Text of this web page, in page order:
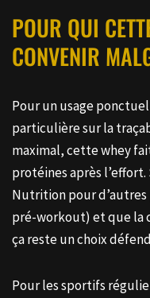
POUR QUI
CONVENIR
Pour un usage
particulière sur la
maximal, cette whey
protéines après
Nutrition pour
pré-workout) et que la
ça reste un choix
Pour les sportifs